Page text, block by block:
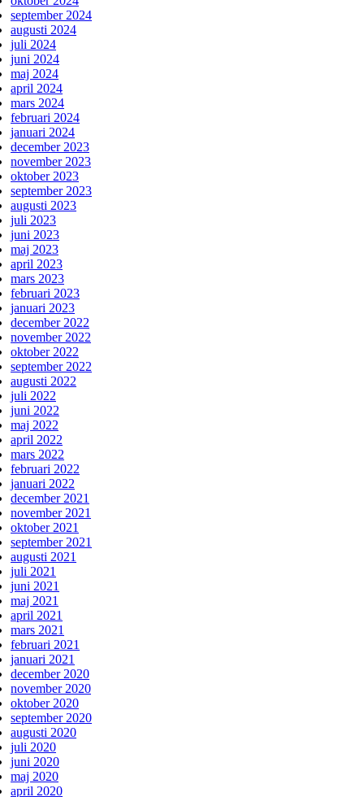
september 2024
augusti 2024
juli 2024
juni 2024
maj 2024
april 2024
mars 2024
februari 2024
januari 2024
december 2023
november 2023
oktober 2023
september 2023
augusti 2023
juli 2023
juni 2023
maj 2023
april 2023
mars 2023
februari 2023
januari 2023
december 2022
november 2022
oktober 2022
september 2022
augusti 2022
juli 2022
juni 2022
maj 2022
april 2022
mars 2022
februari 2022
januari 2022
december 2021
november 2021
oktober 2021
september 2021
augusti 2021
juli 2021
juni 2021
maj 2021
april 2021
mars 2021
februari 2021
januari 2021
december 2020
november 2020
oktober 2020
september 2020
augusti 2020
juli 2020
juni 2020
maj 2020
april 2020